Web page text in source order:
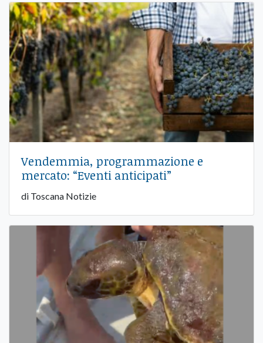
Vendemmia, programmazione e
mercato: “Eventi anticipati”
di Toscana Notizie